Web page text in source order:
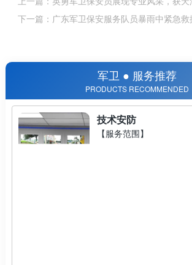
军卫 ● 服务推荐
PRODUCTS RECOMMENDED
技术安防
【服务范围】
扬！
下一篇：广东军卫保安服务队员暴雨中紧急